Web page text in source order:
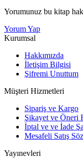
Yorumunuz bu kitap
Yorum Yap
Kurumsal
Hakkımızda
İletişim Bilgisi
Şifremi Unuttum
Müşteri Hizmetleri
Sipariş ve Kargo
Şikayet ve Öneri
İptal ve ve İade
Mesafeli Satış
Yayınevleri